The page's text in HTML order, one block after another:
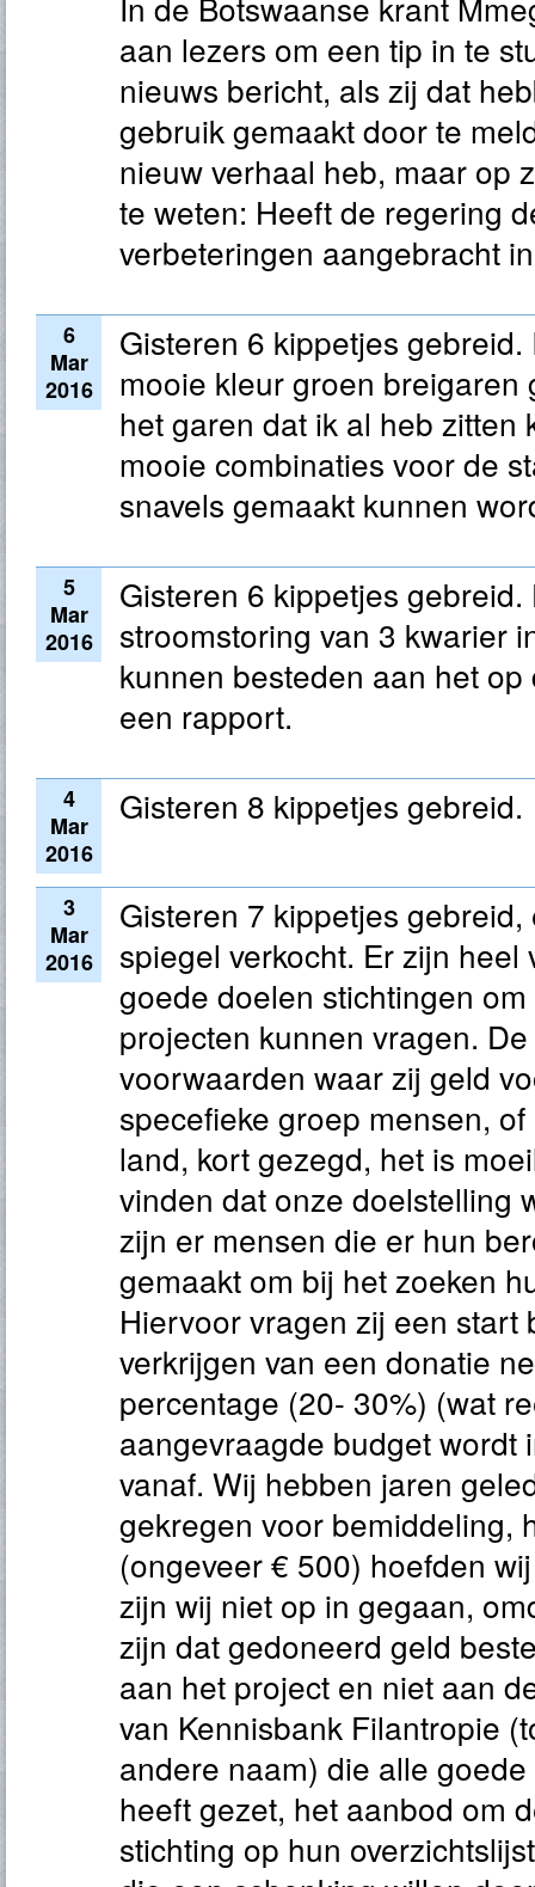
aan lezers om een tip in te
nieuws bericht, als zij dat
gebruik gemaakt door te
nieuw verhaal heb, maar op
te weten: Heeft de regering
verbeteringen aangebracht
6
Mar
2016
Gisteren 6 kippetjes
mooie kleur groen breigaren
het garen dat ik al heb zitten
mooie combinaties voor de
snavels gemaakt kunnen
5
Mar
2016
Gisteren 6 kippetjes
stroomstoring van 3 kwarier
kunnen besteden aan het
een rapport.
4
Mar
2016
Gisteren 8 kippetjes gebreid.
3
Mar
2016
Gisteren 7 kippetjes
spiegel verkocht. Er zijn heel
goede doelen stichtingen
projecten kunnen vragen.
voorwaarden waar zij geld
specefieke groep mensen,
land, kort gezegd, het is
vinden dat onze doelstelling
zijn er mensen die er hun
gemaakt om bij het zoeken
Hiervoor vragen zij een start
verkrijgen van een donatie
percentage (20- 30%) (wat
aangevraagde budget wordt
vanaf. Wij hebben jaren
gekregen voor bemiddeling,
(ongeveer € 500) hoefden
zijn wij niet op in gegaan,
zijn dat gedoneerd geld
aan het project en niet aan
van Kennisbank Filantropie
andere naam) die alle
heeft gezet, het aanbod om
stichting op hun